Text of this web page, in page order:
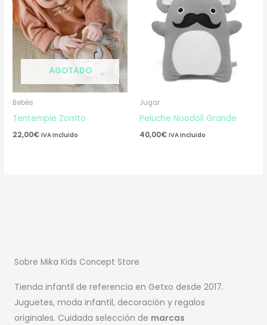
AGOTADO
Bebés
Tentempie Zorrito
22,00€ IVA Incluido
Jugar
Peluche Noodoll Grande
40,00€ IVA Incluido
Sobre Mika Kids Concept Store
Tienda infantil de referencia en Getxo desde 2017.
Juguetes, moda infantil, decoración y regalos
originales. Cuidada selección de marcas